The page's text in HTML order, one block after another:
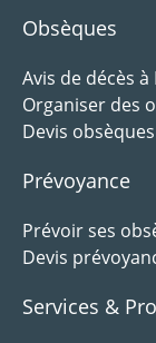
Obsèques
Avis de décès à
Organiser des
Devis
Prévoyance
Prévoir ses
Devis
Services &